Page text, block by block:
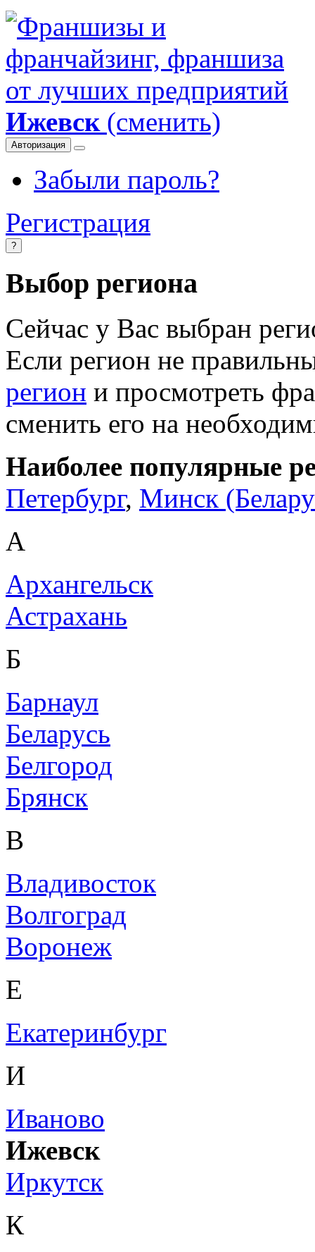
Ижевск(сменить)
Авторизация
Забыли пароль?
Регистрация
?
Выбор региона
Сейчас у Вас выбран
Если регион не
регион и просмотреть
сменить его на
Наиболее популярные
Петербург, Минск
А
Архангельск
Астрахань
Б
Барнаул
Беларусь
Белгород
Брянск
В
Владивосток
Волгоград
Воронеж
Е
Екатеринбург
И
Иваново
Ижевск
Иркутск
К